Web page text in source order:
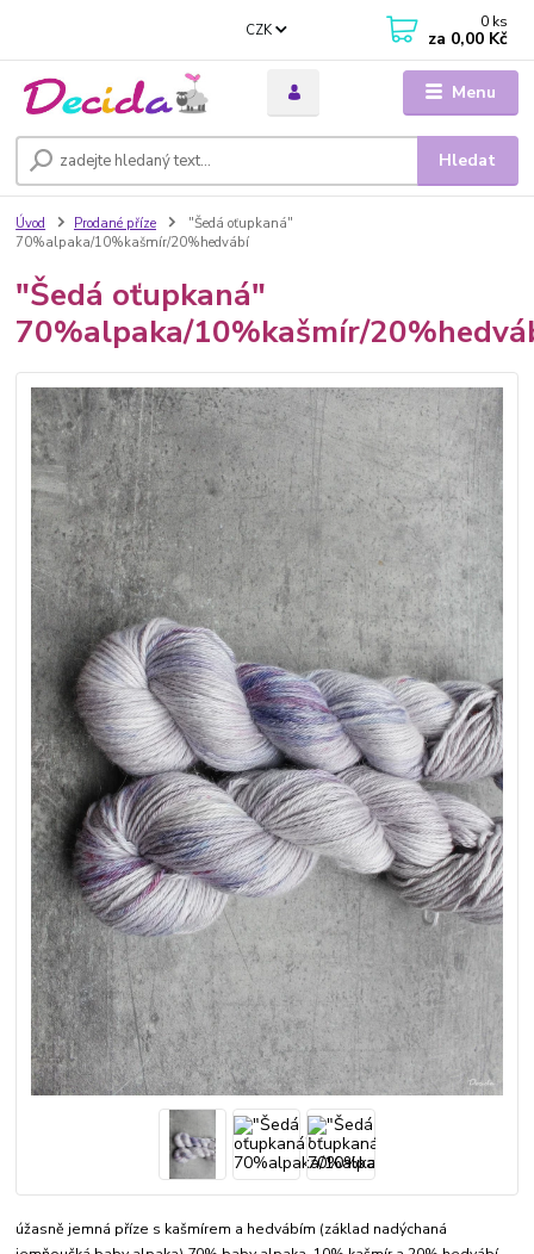
Menu
CZK
Hledat
0 ks
za 0,00 Kč
Úvod Prodané příze
"Šedá oťupkaná"
70%alpaka/10%kašmír/20%hedvábí
"Šedá oťupkaná"
70%alpaka/10%kašmír/
úžasně jemná příze s kašmírem a hedvábím (základ nadýchaná